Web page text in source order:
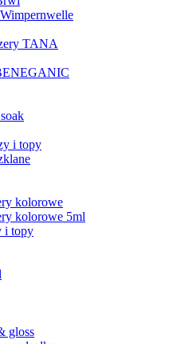
TANA
i topy
kolorowe
kolorowe 5ml
i topy
gloss